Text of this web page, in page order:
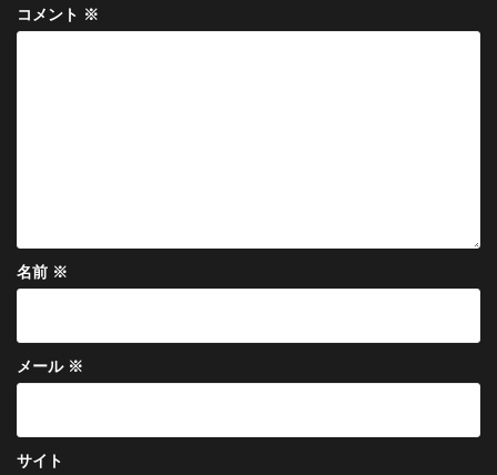
シ
コメント ※
名前 ※
メール ※
サイト